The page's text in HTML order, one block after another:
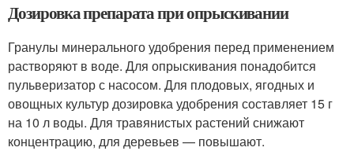
Дозировка препарата при опрыскивании
Гранулы минерального удобрения перед применением
растворяют в воде. Для опрыскивания понадобится
пульверизатор с насосом. Для плодовых, ягодных и
овощных культур дозировка удобрения составляет 15 г
на 10 л воды. Для травянистых растений снижают
концентрацию, для деревьев — повышают.